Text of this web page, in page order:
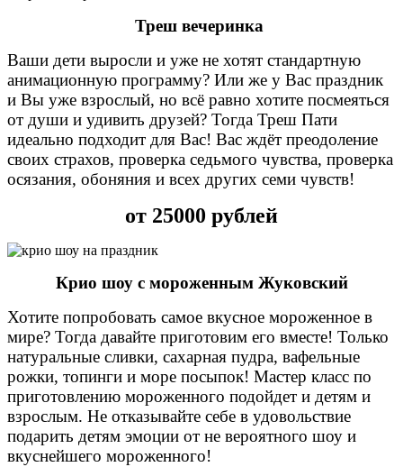
Треш вечеринка
Ваши дети выросли и уже не хотят стандартную
анимационную программу? Или же у Вас праздник
и Вы уже взрослый, но всё равно хотите посмеяться
от души и удивить друзей? Тогда Треш Пати
идеально подходит для Вас! Вас ждёт преодоление
своих страхов, проверка седьмого чувства, проверка
осязания, обоняния и всех других семи чувств!
от 25000 рублей
Крио шоу с мороженным Жуковский
Хотите попробовать самое вкусное мороженное в
мире? Тогда давайте приготовим его вместе! Только
натуральные сливки, сахарная пудра, вафельные
рожки, топинги и море посыпок! Мастер класс по
приготовлению мороженного подойдет и детям и
взрослым. Не отказывайте себе в удовольствие
подарить детям эмоции от не вероятного шоу и
вкуснейшего мороженного!